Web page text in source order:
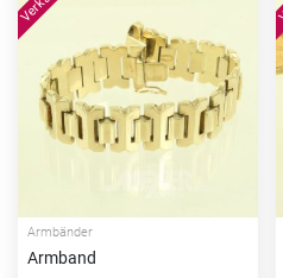
Armbänder
Armband